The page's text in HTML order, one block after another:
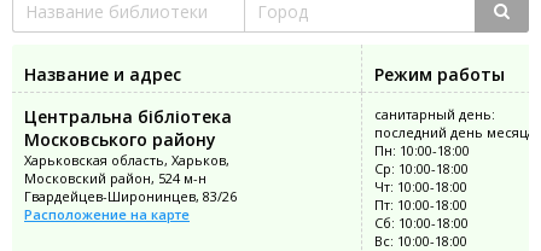
Название и адрес
Режим работы
Центральна бібліотека
Московського району
Харьковская область, Харьков,
Московский район, 524 м-н
Гвардейцев-Широнинцев, 83/26
Расположение на карте
санитарный день:
последний день месяца
Пн: 10:00-18:00
Ср: 10:00-18:00
Чт: 10:00-18:00
Пт: 10:00-18:00
Сб: 10:00-18:00
Вс: 10:00-18:00